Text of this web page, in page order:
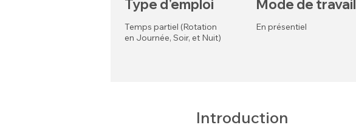
Type d'emploi
Temps partiel (Rotation
en Journée, Soir, et Nuit)
Mode de travail
En présentiel
Introduction